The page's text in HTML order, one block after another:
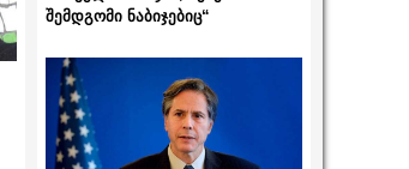
შემდგომი ნაბიჯებიც“